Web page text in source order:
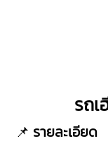
รถ
📌 รายละเอียด